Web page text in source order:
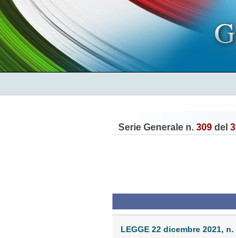
Serie Generale n. 309 del
LEGGE 22 dicembre 2021, n.